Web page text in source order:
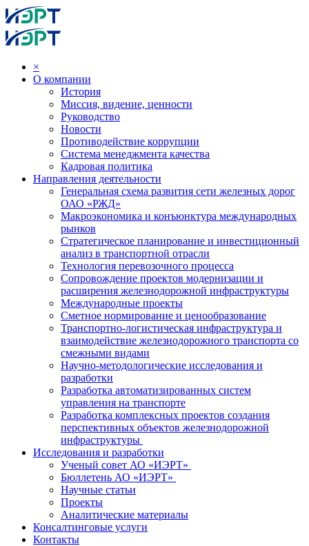
×
О компании
История
Миссия, видение, ценности
Руководство
Новости
Противодействие коррупции
Система менеджмента качества
Кадровая политика
Направления деятельности
Генеральная схема развития сети железных дорог
ОАО «РЖД»
Макроэкономика и конъюнктура международных
рынков
Стратегическое планирование и инвестиционный
анализ в транспортной отрасли
Технология перевозочного процесса
Сопровождение проектов модернизации и
расширения железнодорожной инфраструктуры
Международные проекты
Сметное нормирование и ценообразование
Транспортно-логистическая инфраструктура и
взаимодействие железнодорожного транспорта со
смежными видами
Научно-методологические исследования и
разработки
Разработка автоматизированных систем
управления на транспорте
Разработка комплексных проектов создания
перспективных объектов железнодорожной
инфраструктуры
Исследования и разработки
Ученый совет АО «ИЭРТ»
Бюллетень АО «ИЭРТ»
Научные статьи
Проекты
Аналитические материалы
Консалтинговые услуги
Контакты